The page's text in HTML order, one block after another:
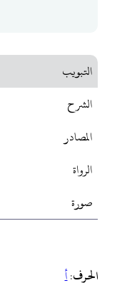
التبويب
الشرح
المصادر
الرواة
صورة
الحرف:أ